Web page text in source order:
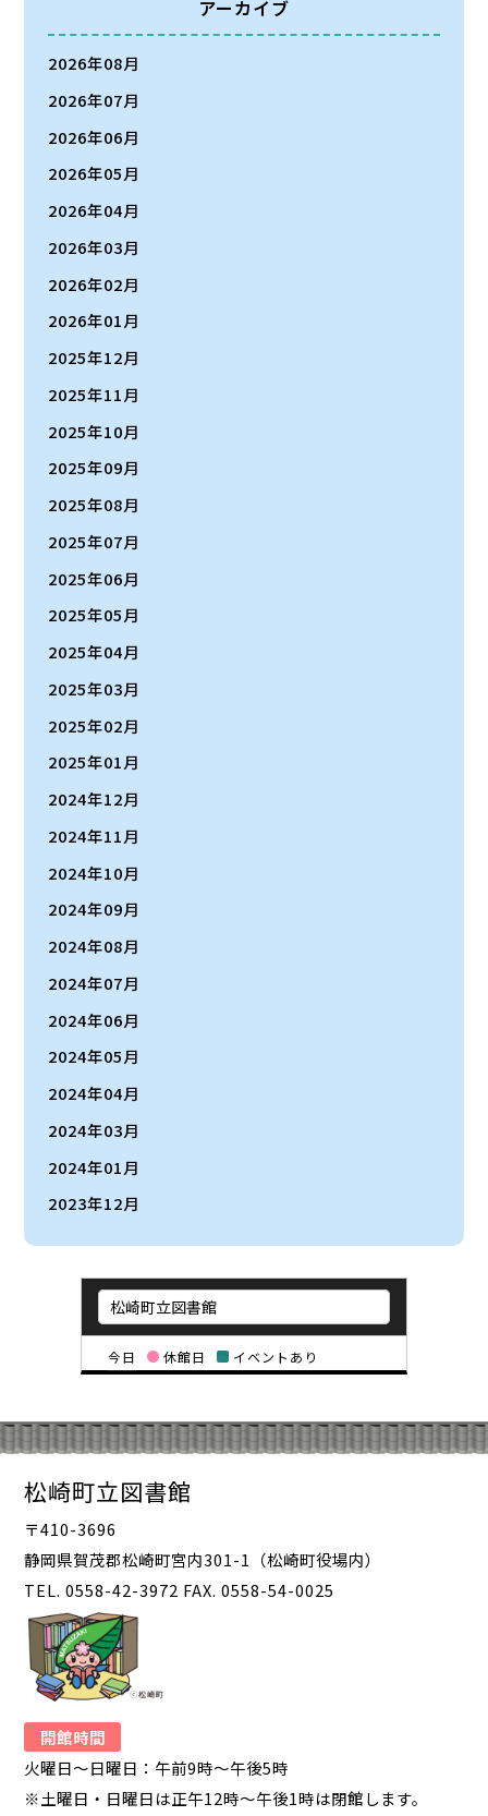
今日 休館日 イベントあり
アーカイブ
2026年08月
2026年07月
2026年06月
2026年05月
2026年04月
2026年03月
2026年02月
2026年01月
2025年12月
2025年11月
2025年10月
2025年09月
2025年08月
2025年07月
2025年06月
2025年05月
2025年04月
2025年03月
2025年02月
2025年01月
2024年12月
2024年11月
2024年10月
2024年09月
2024年08月
2024年07月
2024年06月
2024年05月
2024年04月
2024年03月
2024年01月
2023年12月
松崎町立図書館
〒410-3696
静岡県賀茂郡松崎町宮内301-1（松崎町役場内）
TEL. 0558-42-3972 FAX. 0558-54-0025
開館時間
火曜日～日曜日：午前9時～午後5時
※土曜日・日曜日は正午12時～午後1時は閉館します。